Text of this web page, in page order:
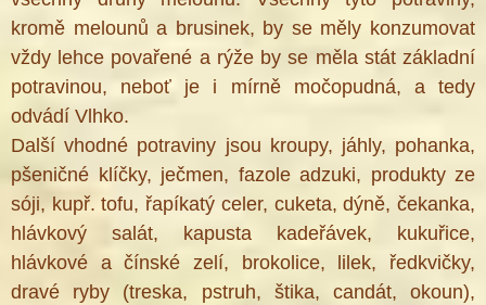
kromě melounů a brusinek, by se měly konzumovat
vždy lehce povařené a rýže by se měla stát základní
potravinou, neboť je i mírně močopudná, a tedy
odvádí Vlhko.
Další vhodné potraviny jsou kroupy, jáhly, pohanka,
pšeničné klíčky, ječmen, fazole adzuki, produkty ze
sóji, kupř. tofu, řapíkatý celer, cuketa, dýně, čekanka,
hlávkový salát, kapusta kadeřávek, kukuřice,
hlávkové a čínské zelí, brokolice, lilek, ředkvičky,
dravé ryby (treska, pstruh, štika, candát, okoun),